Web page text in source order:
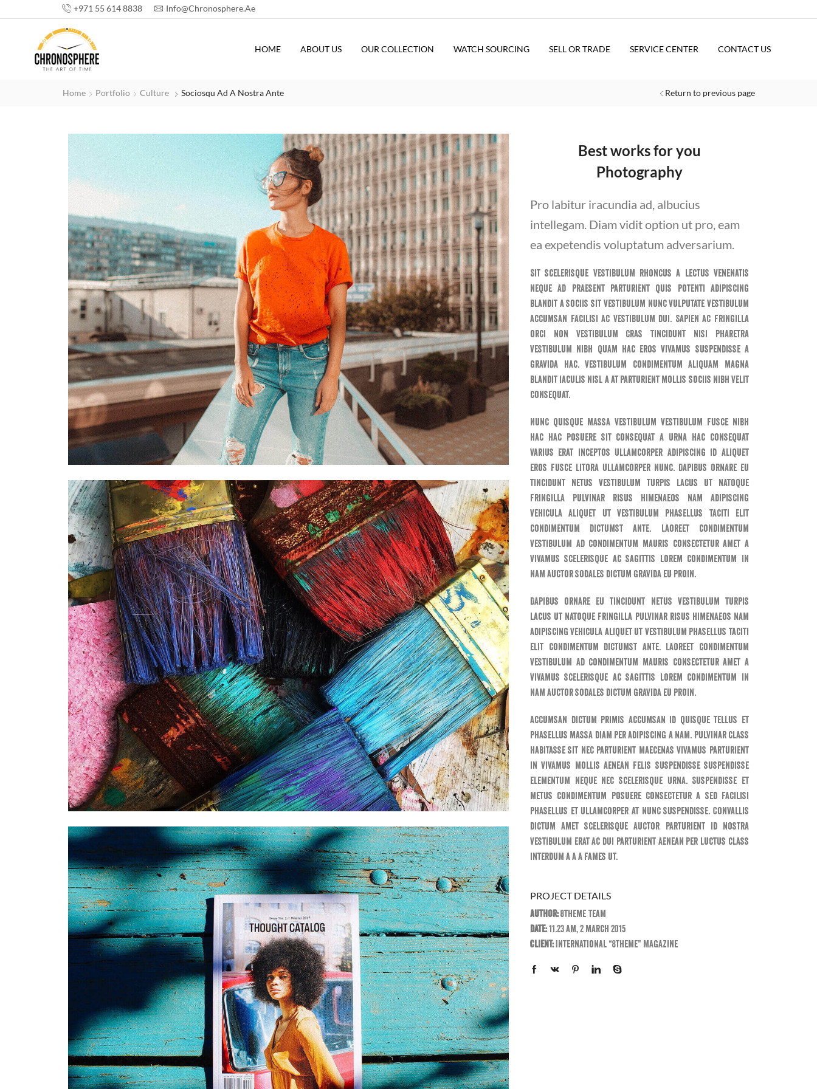
+971 55 614 8838 Info@chronosphere.ae
HOME ABOUT US OUR COLLECTION WATCH SOURCING SELL OR TRADE SERVICE CENTER CONTACT US
Return to previous page
Home Portfolio Culture Sociosqu Ad A Nostra Ante
Best works for you
Photography
Pro labitur iracundia ad, albucius
intellegam. Diam vidit option ut pro, eam
ea expetendis voluptatum adversarium.
Sit scelerisque vestibulum rhoncus a lectus venenatis
neque ad praesent parturient quis potenti adipiscing
blandit a sociis sit vestibulum nunc vulputate vestibulum
accumsan facilisi ac vestibulum dui. Sapien ac fringilla
orci non vestibulum cras tincidunt nisi pharetra
vestibulum nibh quam hac eros vivamus suspendisse a
gravida hac. Vestibulum condimentum aliquam magna
blandit iaculis nisl a at parturient mollis sociis nibh velit
consequat.
Nunc quisque massa vestibulum vestibulum fusce nibh
hac hac posuere sit consequat a urna hac consequat
varius erat inceptos ullamcorper adipiscing id aliquet
eros fusce litora ullamcorper nunc. Dapibus ornare eu
tincidunt netus vestibulum turpis lacus ut natoque
fringilla pulvinar risus himenaeos nam adipiscing
vehicula aliquet ut vestibulum phasellus taciti elit
condimentum dictumst ante. Laoreet condimentum
vestibulum ad condimentum mauris consectetur amet a
vivamus scelerisque ac sagittis lorem condimentum in
nam auctor sodales dictum gravida eu proin.
Dapibus ornare eu tincidunt netus vestibulum turpis
lacus ut natoque fringilla pulvinar risus himenaeos nam
adipiscing vehicula aliquet ut vestibulum phasellus taciti
elit condimentum dictumst ante. Laoreet condimentum
vestibulum ad condimentum mauris consectetur amet a
vivamus scelerisque ac sagittis lorem condimentum in
nam auctor sodales dictum gravida eu proin.
Accumsan dictum primis accumsan id quisque tellus et
phasellus massa diam per adipiscing a nam. Pulvinar class
habitasse sit nec parturient maecenas vivamus parturient
in vivamus mollis aenean felis suspendisse suspendisse
elementum neque nec scelerisque urna. Suspendisse et
metus condimentum posuere consectetur a sed facilisi
phasellus et ullamcorper at nunc suspendisse. Convallis
dictum amet scelerisque auctor parturient id nostra
vestibulum erat ac dui parturient aenean per luctus class
interdum a a a fames ut.
PROJECT DETAILS
Author:8theme Team
Date:11.23 am, 2 march 2015
Client:International “8theme” Magazine